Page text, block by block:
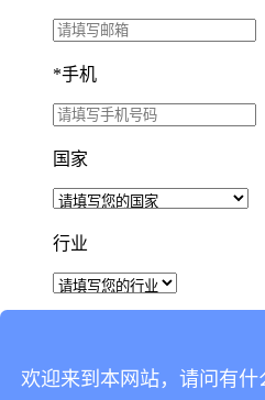
*手机
国家
行业
我已阅读并同意隐私政策。
欢迎来到本网站，请问有什